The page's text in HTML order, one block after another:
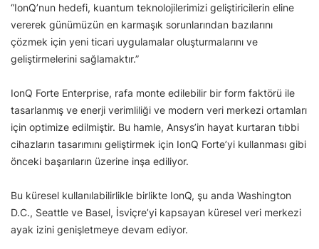
“IonQ’nun hedefi, kuantum teknolojilerimizi geliştiricilerin eline
vererek günümüzün en karmaşık sorunlarından bazılarını
çözmek için yeni ticari uygulamalar oluşturmalarını ve
geliştirmelerini sağlamaktır.”
IonQ Forte Enterprise, rafa monte edilebilir bir form faktörü ile
tasarlanmış ve enerji verimliliği ve modern veri merkezi ortamları
için optimize edilmiştir. Bu hamle, Ansys’in hayat kurtaran tıbbi
cihazların tasarımını geliştirmek için IonQ Forte’yi kullanması gibi
önceki başarıların üzerine inşa ediliyor.
Bu küresel kullanılabilirlikle birlikte IonQ, şu anda Washington
D.C., Seattle ve Basel, İsviçre’yi kapsayan küresel veri merkezi
ayak izini genişletmeye devam ediyor.